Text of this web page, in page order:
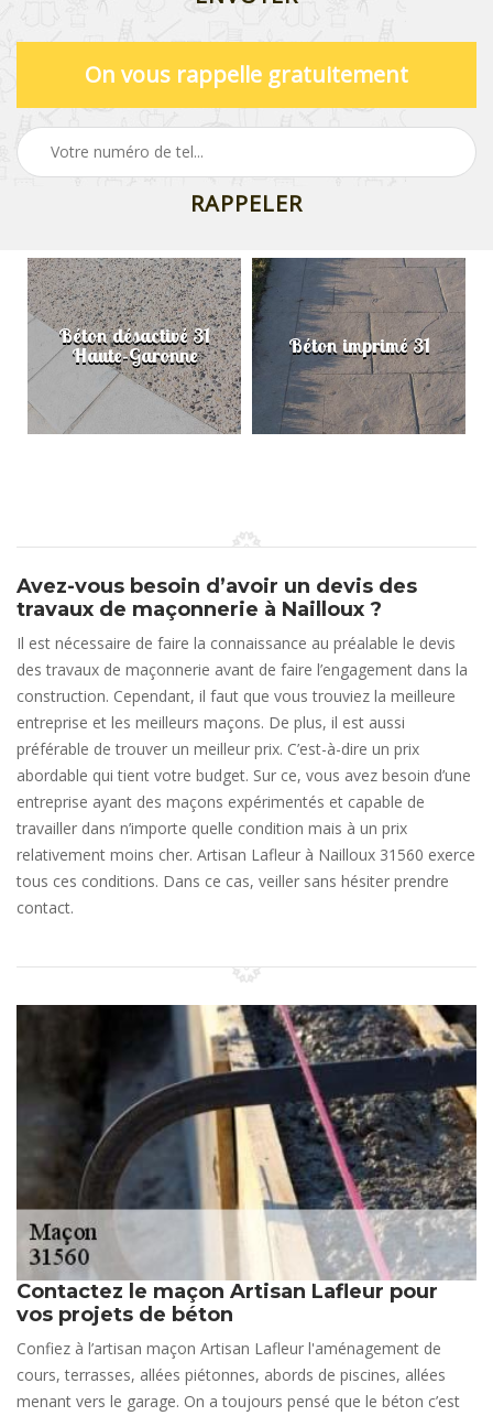
On vous rappelle gratuitement
Béton désactivé 31
Haute-Garonne Béton imprimé 31
Avez-vous besoin d’avoir un devis des
travaux de maçonnerie à Nailloux ?
Il est nécessaire de faire la connaissance au préalable le devis
des travaux de maçonnerie avant de faire l’engagement dans la
construction. Cependant, il faut que vous trouviez la meilleure
entreprise et les meilleurs maçons. De plus, il est aussi
préférable de trouver un meilleur prix. C’est-à-dire un prix
abordable qui tient votre budget. Sur ce, vous avez besoin d’une
entreprise ayant des maçons expérimentés et capable de
travailler dans n’importe quelle condition mais à un prix
relativement moins cher. Artisan Lafleur à Nailloux 31560 exerce
tous ces conditions. Dans ce cas, veiller sans hésiter prendre
contact.
Contactez le maçon Artisan Lafleur pour
vos projets de béton
Confiez à l’artisan maçon Artisan Lafleur l'aménagement de
cours, terrasses, allées piétonnes, abords de piscines, allées
menant vers le garage. On a toujours pensé que le béton c’est